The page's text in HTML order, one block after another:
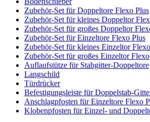
Zubehör-Set für Doppeltore Flexo Plus
Zubehör-Set für kleines Doppeltor
Zubehör-Set für großes Doppeltor
Zubehör-Set für Einzeltore Flexo Plus
Zubehör-Set für kleines Einzeltor Flexo
Zubehör-Set für großes Einzeltor Flexo
Auflaufstütze für Stabgitter-Doppeltore
Langschild
Türdrücker
Befestigungsleiste für Doppelstab-
Anschlagpfosten für Einzeltore Flexo
Klobenpfosten für Einzel- und